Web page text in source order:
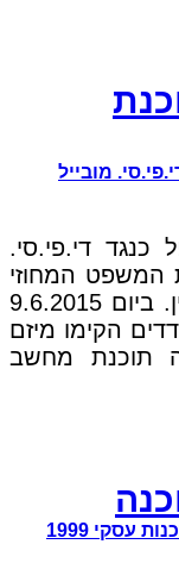
קרפל נ' די.פי.סי. מובייל
די.פי.סי.
המשפט המחוזי
בחיפה, בפני השופט דר' עדי זרנקין. ביום 9.6.2015
הקימו מיזם
תוכנת מחשב
תא (מחוזי מרכז) 51479-03-14 ריווחית - תכנות עסקי 1999